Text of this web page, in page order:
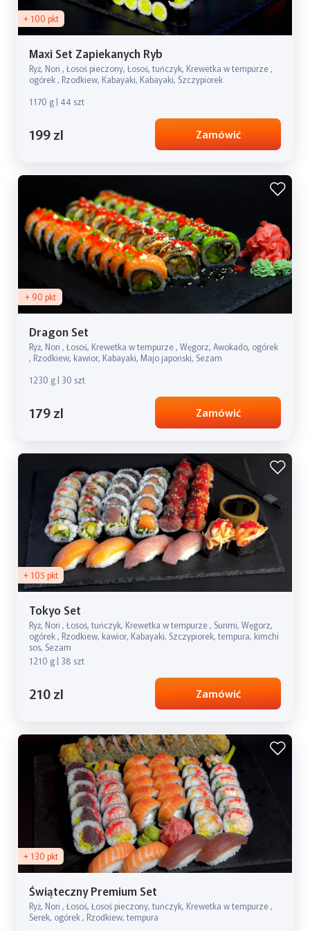
+ 100 pkt
Maxi Set Zapiekanych Ryb
Ryż, Nori , Łosoś pieczony, Łosoś, tuńczyk, Krewetka w tempurze ,
ogórek , Rzodkiew, Kabayaki, Kabayaki, Szczypiorek
1170 g | 44 szt
199 zl Zamówić
+ 90 pkt
Dragon Set
Ryż, Nori , Łosoś, Krewetka w tempurze , Węgorz, Awokado, ogórek
, Rzodkiew, kawior, Kabayaki, Majo japoński, Sezam
1230 g | 30 szt
179 zl Zamówić
+ 105 pkt
Tokyo Set
Ryż, Nori , Łosoś, tuńczyk, Krewetka w tempurze , Surimi, Węgorz,
ogórek , Rzodkiew, kawior, Kabayaki, Szczypiorek, tempura, kimchi
sos, Sezam
1210 g | 38 szt
210 zl Zamówić
+ 130 pkt
Świąteczny Premium Set
Ryż, Nori , Łosoś, Łosoś pieczony, tuńczyk, Krewetka w tempurze ,
Serek, ogórek , Rzodkiew, tempura